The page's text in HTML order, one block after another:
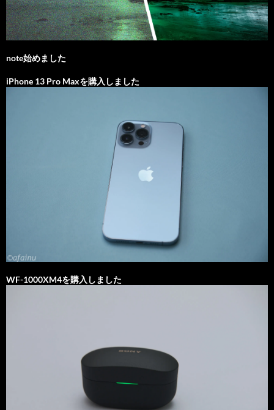
note始めました
iPhone 13 Pro Maxを購入しました
WF-1000XM4を購入しました